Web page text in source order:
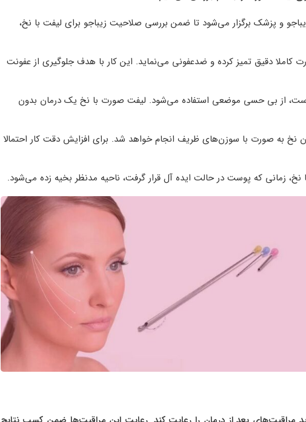
و پزشک برگزار می‌شود تا ضمن بررسی صلاحیت زیباجو برای لیفت با نخ،
دقیق تمیز کرده و ضدعفونی می‌نماید. این کار با هدف جلوگیری از عفونت
از بی حسی موضعی استفاده می‌شود. لیفت صورت با نخ یک درمان بدون
نخ به صورت با سوزن‌های ظریف انجام خواهد شد. برای افزایش دقت کار احتمالا
نخ، زمانی که پوست در حالت ایده آل قرار گرفت، ناحیه مدنظر بخیه زده می‌شود.